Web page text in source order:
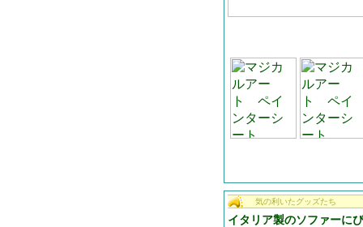
気の利いたグッズたち
イタリア製のソファーに